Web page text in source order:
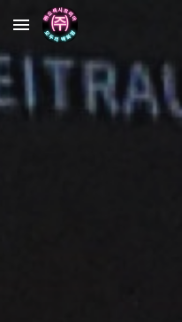
Skip to main content